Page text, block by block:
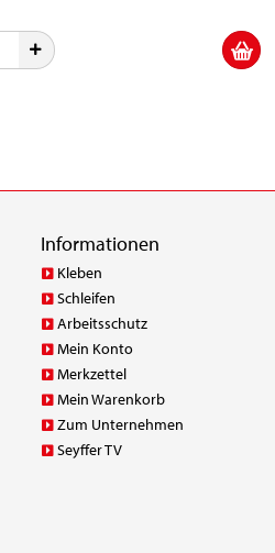
Informationen
Kleben
Schleifen
Arbeitsschutz
Mein Konto
Merkzettel
Mein Warenkorb
Zum Unternehmen
Seyffer TV